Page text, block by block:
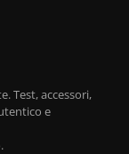
Test, accessori,
e